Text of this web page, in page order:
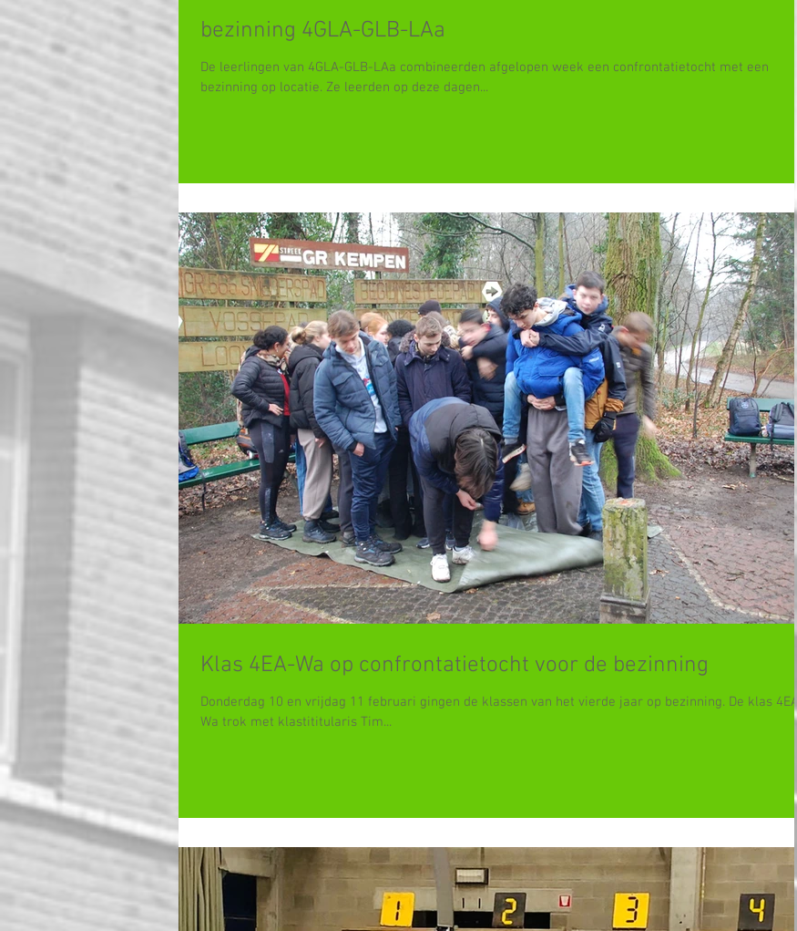
bezinning 4GLA-GLB-LAa
De leerlingen van 4GLA-GLB-LAa combineerden afgelopen week een confrontatietocht met een
bezinning op locatie. Ze leerden op deze dagen...
Klas 4EA-Wa op confrontatietocht voor de bezinning
Donderdag 10 en vrijdag 11 februari gingen de klassen van het vierde jaar op bezinning. De klas 4EA-
Wa trok met klastititularis Tim...